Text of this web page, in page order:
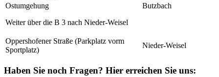
Ostumgehung
Weiter über die B 3 nach Nieder-Weisel
Butzbach
Oppershofener Straße (Parkplatz vorm
Sportplatz)
Nieder-Weisel
Haben Sie noch Fragen? Hier erreichen Sie uns: